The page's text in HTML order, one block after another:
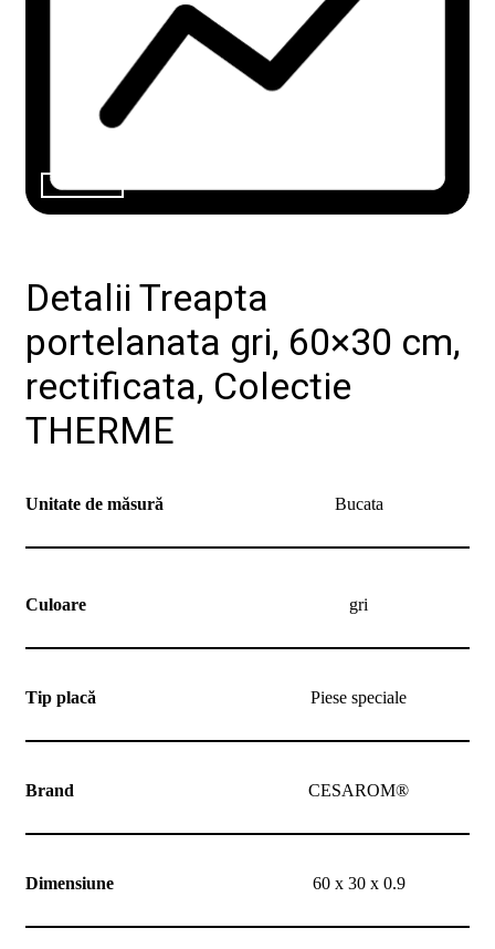
Colecții
De
cumpăr
DIY
Soluții
ceramice
complete
noi
Devino
Detalii Treapta
portelanata gri, 60×30 cm,
rectificata, Colectie
THERME
Unitate de măsură Bucata
Culoare gri
Tip placă Piese speciale
Brand CESAROM®
Dimensiune 60 x 30 x 0.9